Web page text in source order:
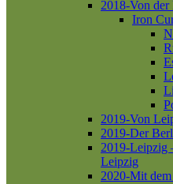
2018-Von der
Iron
2019-Von
2019-Der
2019-Leipzig
Leipzig
2020-Mit